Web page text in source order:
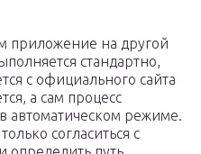
приложение на другой
стандартно,
с официального сайта
а сам процесс
автоматическом режиме.
согласиться с